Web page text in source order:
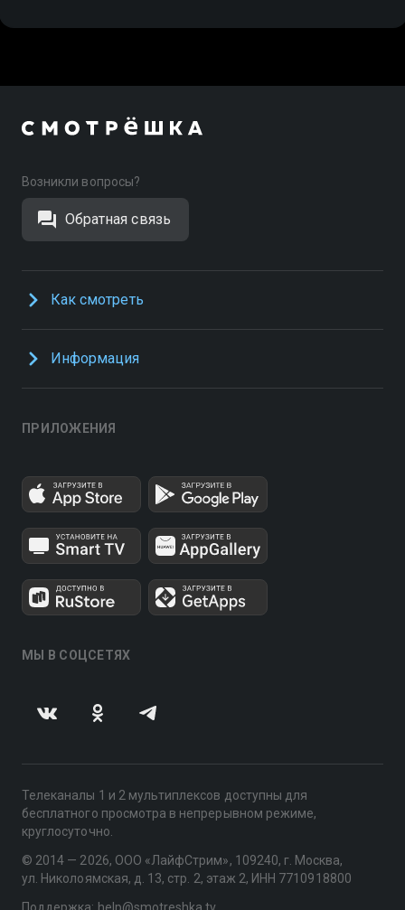
Возникли вопросы?
Обратная связь
Как смотреть
Информация
ПРИЛОЖЕНИЯ
МЫ В СОЦСЕТЯХ
Телеканалы 1 и 2 мультиплексов доступны для
бесплатного просмотра в непрерывном режиме,
круглосуточно.
© 2014 — 2026, ООО «ЛайфСтрим», 109240, г. Москва,
ул. Николоямская, д. 13, стр. 2, этаж 2, ИНН 7710918800